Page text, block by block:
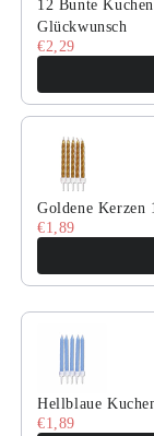
12 Bunte
Glückwunsch
€2,29
Goldene
€1,89
Hellblaue
€1,89